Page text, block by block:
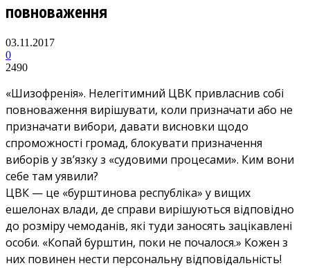
повноваження
03.11.2017
0
2490
«Шизофренія». Нелегітимний ЦВК привласнив собі
повноваження вирішувати, коли призначати або не
призначати вибори, давати висновки щодо
спроможності громад, блокувати призначення
виборів у зв’язку з «судовими процесами». Ким вони
себе там уявили?
ЦВК — це «бурштинова республіка» у вищих
ешелонах влади, де справи вирішуються відповідно
до розміру чемоданів, які туди заносять зацікавлені
особи. «Копай бурштин, поки не почалося.» Кожен з
них повинен нести персональну відповідальність!